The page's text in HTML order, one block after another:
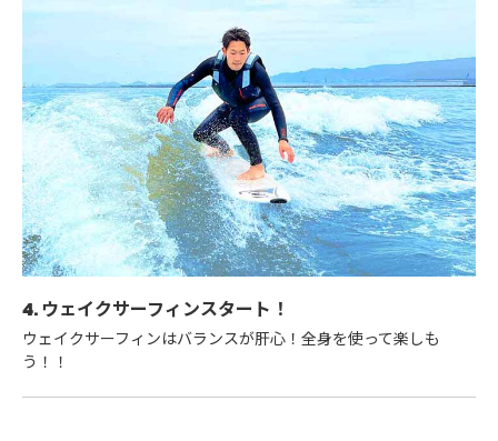
4. ウェイクサーフィンスタート！
ウェイクサーフィンはバランスが肝心！全身を使って楽しも
う！！